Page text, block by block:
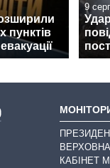
пунктів
9
КАБІНЕТ